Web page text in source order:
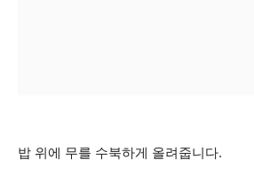
밥 위에 무를 수북하게 올려줍니다.